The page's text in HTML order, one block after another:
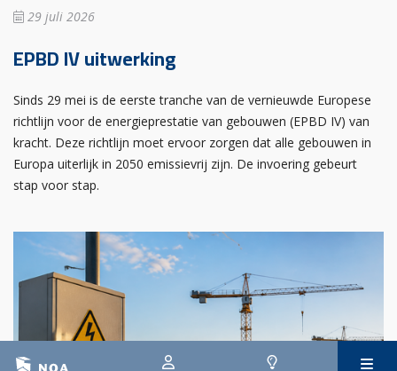
29 juli 2026
EPBD IV uitwerking
Sinds 29 mei is de eerste tranche van de vernieuwde Europese
richtlijn voor de energieprestatie van gebouwen (EPBD IV) van
kracht. Deze richtlijn moet ervoor zorgen dat alle gebouwen in
Europa uiterlijk in 2050 emissievrij zijn. De invoering gebeurt
stap voor stap.